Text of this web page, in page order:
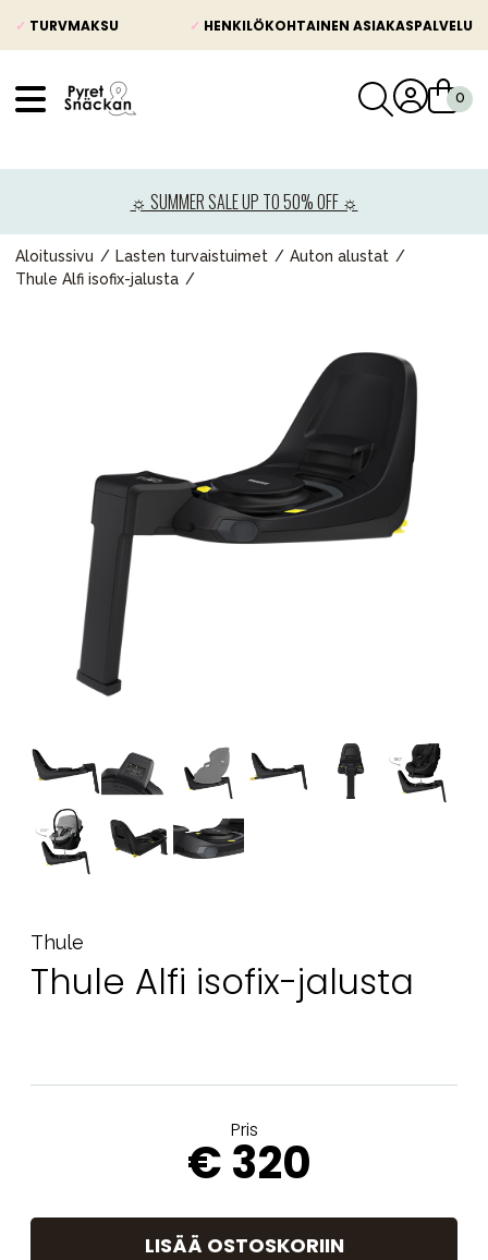
✓ TURVMAKSU ✓ HENKILÖKOHTAINEN ASIAKASPALVELU
☼ SUMMER SALE UP TO 50% OFF ☼
Aloitussivu Lasten turvaistuimet
Auton alustat
Thule Alfi isofix-jalusta
Thule
Thule Alfi isofix-jalusta
Pris
€ 320
LISÄÄ OSTOSKORIIN
Lastenvaunut
Lasten turvaistuimet
Lelut ja pelit
Äiti & Isä
Huonekalut & vuodevaatteet
Tarvikkeet
Varaosat
Ota meihin yhteyttä osoitteessa